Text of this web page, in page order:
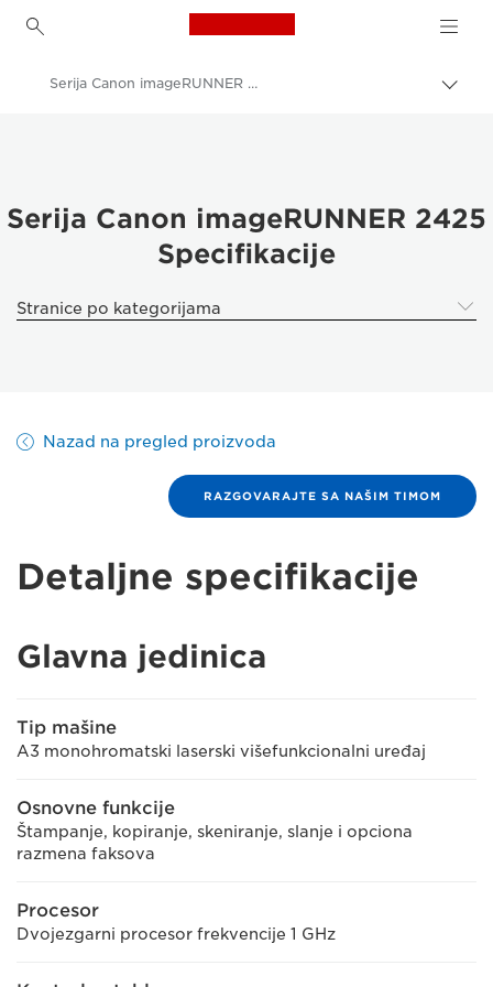
Canon Logo, back to
Poslovni proizvodi
Poslovni štampači i faks mašine
Serija Canon imageRUNNER 2425 – specifikacije
Serija Canon imageRUNNER 2425
Specifikacije
Stranice po kategorijama
Nazad na pregled proizvoda
RAZGOVARAJTE SA NAŠIM TIMOM
Detaljne specifikacije
Glavna jedinica
Tip mašine
A3 monohromatski laserski višefunkcionalni uređaj
Osnovne funkcije
Štampanje, kopiranje, skeniranje, slanje i opciona
razmena faksova
Procesor
Dvojezgarni procesor frekvencije 1 GHz